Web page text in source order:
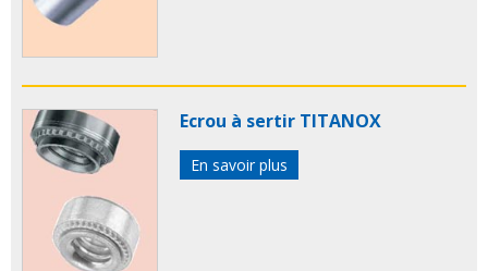
Ecrou à sertir TITANOX
En savoir plus